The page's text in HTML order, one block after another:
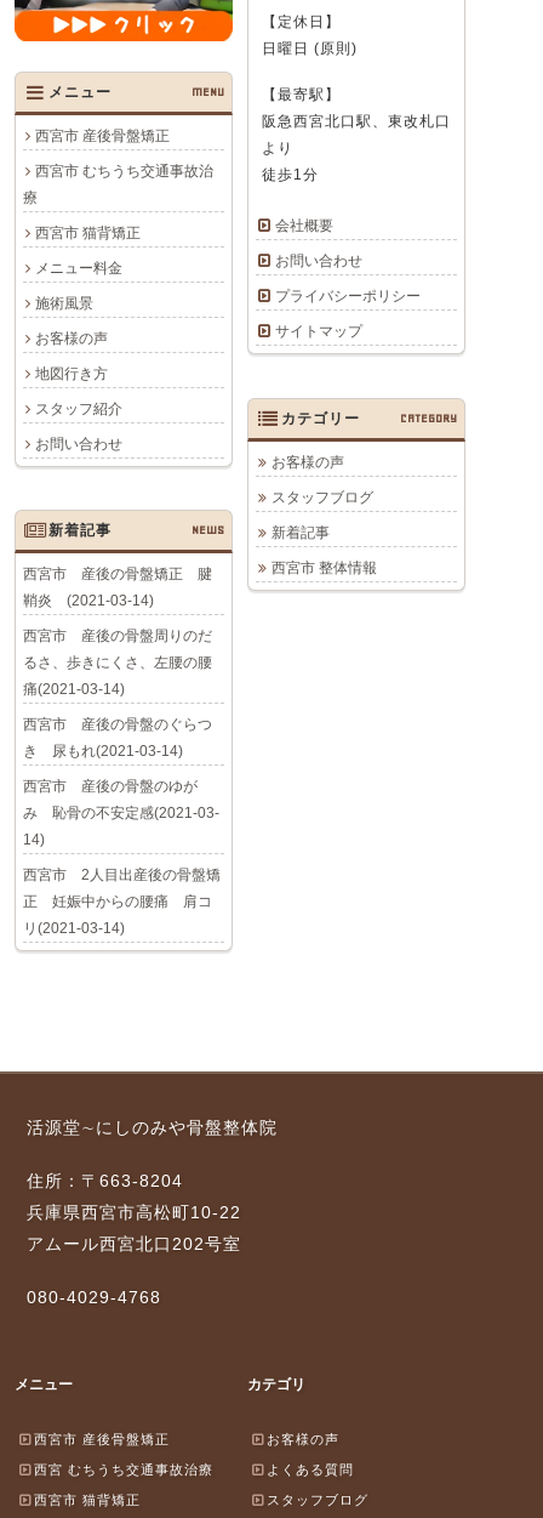
メニュー MENU
西宮市 産後骨盤矯正
西宮市 むちうち交通事故治
療
西宮市 猫背矯正
メニュー料金
施術風景
お客様の声
地図行き方
スタッフ紹介
お問い合わせ
【定休日】
日曜日 (原則)
【最寄駅】
阪急西宮北口駅、東改札口
より
徒歩1分
会社概要
お問い合わせ
プライバシーポリシー
サイトマップ
カテゴリー CATEGORY
お客様の声
スタッフブログ
新着記事
西宮市 整体情報
新着記事 NEWS
西宮市 産後の骨盤矯正 腱
鞘炎 (2021-03-14)
西宮市 産後の骨盤周りのだ
るさ、歩きにくさ、左腰の腰
痛(2021-03-14)
西宮市 産後の骨盤のぐらつ
き 尿もれ(2021-03-14)
西宮市 産後の骨盤のゆが
み 恥骨の不安定感(2021-03-
14)
西宮市 2人目出産後の骨盤矯
正 妊娠中からの腰痛 肩コ
リ(2021-03-14)
活源堂∼にしのみや骨盤整体院
住所：〒663-8204
兵庫県西宮市高松町10-22
アムール西宮北口202号室
080-4029-4768
メニュー
西宮市 産後骨盤矯正
西宮 むちうち交通事故治療
西宮市 猫背矯正
カテゴリ
お客様の声
よくある質問
スタッフブログ